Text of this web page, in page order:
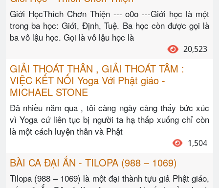
Giới HọcThích Chơn Thiện --- o0o ---Giới học là một
trong ba học: Giới, Định, Tuệ. Ba học còn được gọi là
ba vô lậu học. Gọi là vô lậu học là
20,523
GIẢI THOÁT THÂN , GIẢI THOÁT TÂM :
VIỆC KẾT NỐI Yoga Với Phật giáo -
MICHAEL STONE
Đã nhiều năm qua , tôi càng ngày càng thấy bức xúc
vì Yoga cứ liên tục bị người ta hạ thấp xuống chỉ còn
là một cách luyện thân và Phật
1,504
BÀI CA ĐẠI ẤN - TILOPA (988 – 1069)
Tilopa (988 – 1069) là một đại thành tựu giả Phật giáo,